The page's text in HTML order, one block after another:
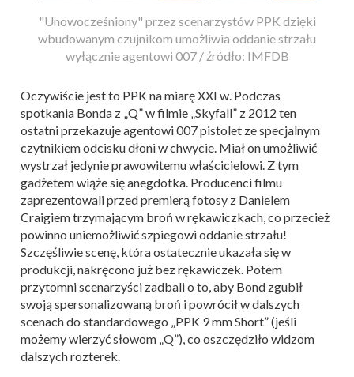
"Unowocześniony" przez scenarzystów PPK dzięki
wbudowanym czujnikom umożliwia oddanie strzału
wyłącznie agentowi 007 / źródło: IMFDB
Oczywiście jest to PPK na miarę XXI w. Podczas
spotkania Bonda z „Q” w filmie „Skyfall” z 2012 ten
ostatni przekazuje agentowi 007 pistolet ze specjalnym
czytnikiem odcisku dłoni w chwycie. Miał on umożliwić
wystrzał jedynie prawowitemu właścicielowi. Z tym
gadżetem wiąże się anegdotka. Producenci filmu
zaprezentowali przed premierą fotosy z Danielem
Craigiem trzymającym broń w rękawiczkach, co przecież
powinno uniemożliwić szpiegowi oddanie strzału!
Szczęśliwie scenę, która ostatecznie ukazała się w
produkcji, nakręcono już bez rękawiczek. Potem
przytomni scenarzyści zadbali o to, aby Bond zgubił
swoją spersonalizowaną broń i powrócił w dalszych
scenach do standardowego „PPK 9 mm Short” (jeśli
możemy wierzyć słowom „Q”), co oszczędziło widzom
dalszych rozterek.